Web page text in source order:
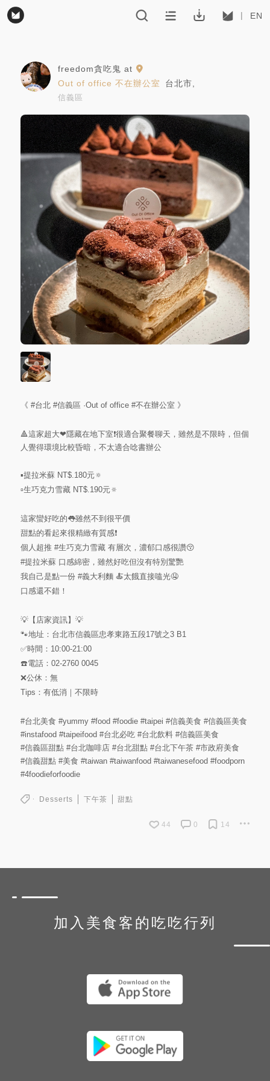
EN
freedom貪吃鬼 at
Out of office 不在辦公室
台北市
信義區
《 #台北 #信義區 ·Out of office #不在辦公室 》
🔺這家超大❤隱藏在地下室❗很適合聚餐聊天，雖然是不限時，但個
人覺得環境比較昏暗，不太適合唸書辦公
▪️提拉米蘇 NT$.180元🔅
▫️生巧克力雪藏 NT$.190元🔅
這家蠻好吃的👅雖然不到很平價
甜點的看起來很精緻有質感❗
個人超推 #生巧克力雪藏有層次，濃郁口感很讚😚️
#提拉米蘇口感綿密，雖然好吃但沒有特別驚艷
我自己是點一份 #義大利麵🍝太餓直接嗑光🤤
口感還不錯！
💡【店家資訊】💡
🐾地址：台北市信義區忠孝東路五段17號之3 B1
✅時間：10:00-21:00
☎️電話：02-2760 0045
❌公休：無
Tips：有低消｜不限時
#台北美食 #yummy #food #foodie #taipei #信義美食 #信義區美食
#instafood #taipeifood #台北必吃 #台北飲料 #信義區美食
#信義區甜點 #台北咖啡店 #台北甜點 #台北下午茶 #市政府美食
#信義甜點 #美食 #taiwan #taiwanfood #taiwanesefood #foodporn
#4foodieforfoodie
Desserts 下午茶 甜點
44 0 14
加入美食客的吃吃行列